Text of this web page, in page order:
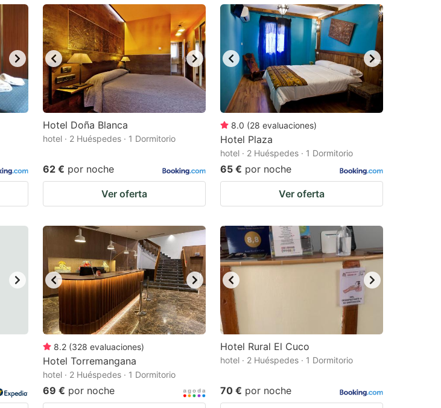
Hotel Doña Blanca
hotel · 2 Huéspedes · 1 Dormitorio
62 € por noche
Ver oferta
8.0 (28 evaluaciones)
Hotel Plaza
hotel · 2 Huéspedes · 1 Dormitorio
65 € por noche
Ver oferta
8.2 (328 evaluaciones)
Hotel Torremangana
hotel · 2 Huéspedes · 1 Dormitorio
69 € por noche
Hotel Rural El Cuco
hotel · 2 Huéspedes · 1 Dormitorio
70 € por noche